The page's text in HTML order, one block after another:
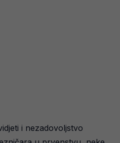
i nezadovoljstvo